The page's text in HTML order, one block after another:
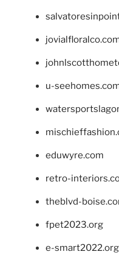
u-
eduwyre.com
retro-
theblvd-
fpet2023.org
e-smart2022.org